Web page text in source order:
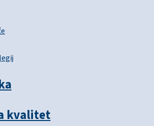
kvalitet